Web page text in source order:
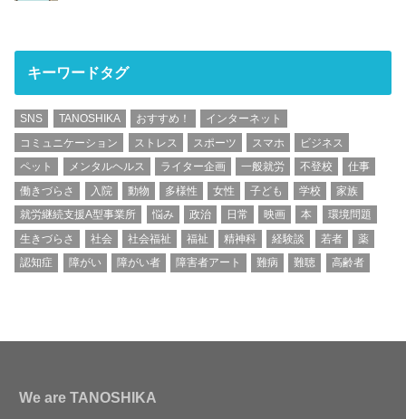
キーワードタグ
SNS TANOSHIKA おすすめ！
インターネット
コミュニケーション
ストレス スポーツ スマホ
ビジネス
ペット
メンタルヘルス ライター企画 一般就労 不登校
仕事
働きづらさ
入院 動物 多様性 女性 子ども 学校
家族
就労継続支援A型事業所
悩み 政治 日常 映画 本
環境問題
生きづらさ
社会 社会福祉 福祉 精神科 経験談 若者
薬
認知症
障がい 障がい者 障害者アート 難病 難聴 高齢者
We are TANOSHIKA